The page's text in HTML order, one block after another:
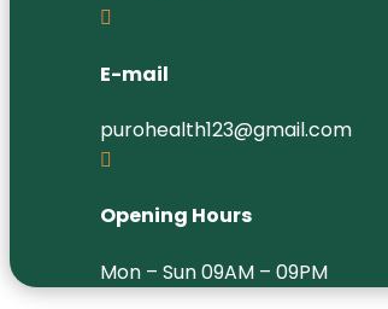

E-mail
purohealth123@gmail.com

Opening Hours
Mon – Sun 09AM – 09PM